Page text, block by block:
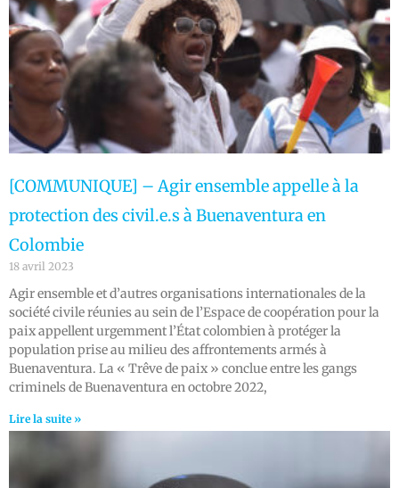
[COMMUNIQUE] – Agir ensemble appelle à la
protection des civil.e.s à Buenaventura en
Colombie
18 avril 2023
Agir ensemble et d’autres organisations internationales de la
société civile réunies au sein de l’Espace de coopération pour la
paix appellent urgemment l’État colombien à protéger la
population prise au milieu des affrontements armés à
Buenaventura. La « Trêve de paix » conclue entre les gangs
criminels de Buenaventura en octobre 2022,
Lire la suite »